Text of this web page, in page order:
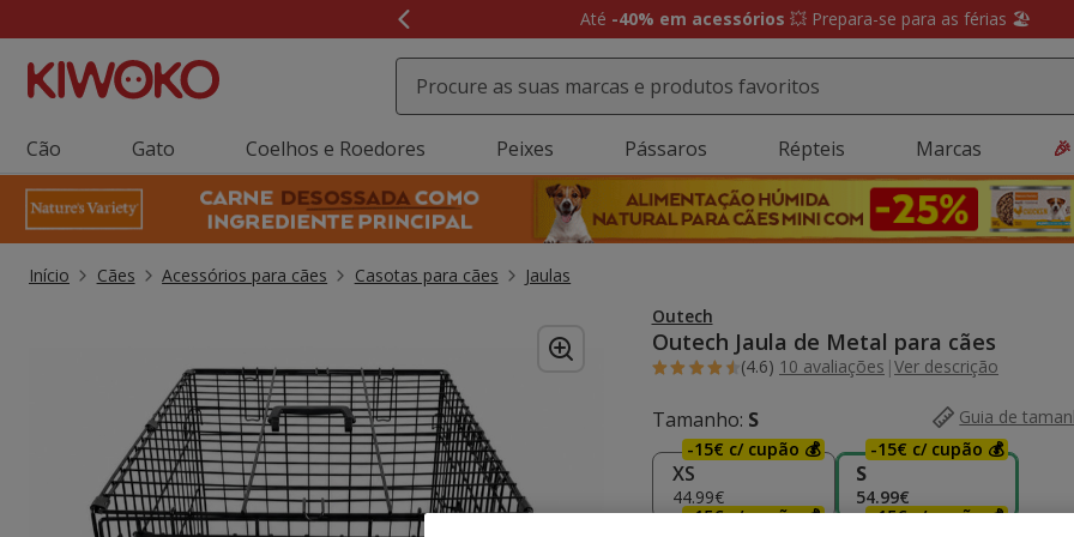
de
3,
mensagem,
Click&Collect:Recolha GRÁTIS em loja e receba uma prenda 🎁 Agora em
Cão Gato Coelhos e Roedores Peixes Pássaros Répteis Marcas
Início Cães Acessórios para cães Casotas para cães
Jaulas
Outech
Outech Jaula de Metal para cães
(4.6) 10 avaliações |Ver descrição
Tamanho: S Guia de
XS
-15€ c/ cupão 💰
44.99€
S
-15€ c/ cupão 💰
54.99€
-15€ c/ cupão 💰 -15€ c/ cupão 💰